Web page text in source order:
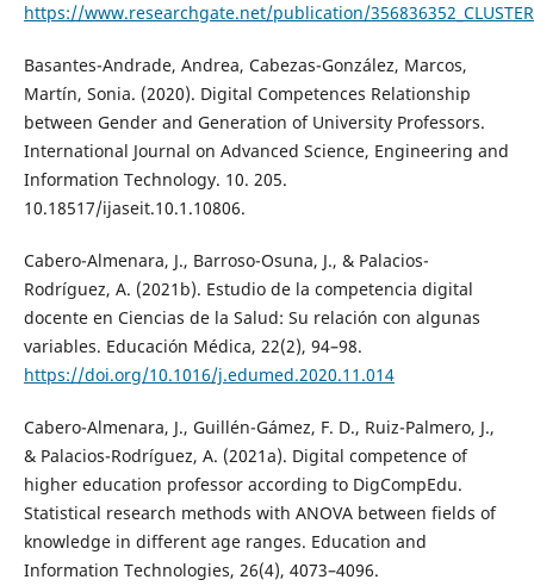
https://www.researchgate.net/publication/
Basantes-Andrade, Andrea, Cabezas-González, Marcos,
Martín, Sonia. (2020). Digital Competences Relationship
between Gender and Generation of University Professors.
International Journal on Advanced Science, Engineering and
Information Technology. 10. 205.
10.18517/ijaseit.10.1.10806.
Cabero-Almenara, J., Barroso-Osuna, J., & Palacios-
Rodríguez, A. (2021b). Estudio de la competencia digital
docente en Ciencias de la Salud: Su relación con algunas
variables. Educación Médica, 22(2), 94–98.
https://doi.org/10.1016/j.edumed.2020.11.014
Cabero-Almenara, J., Guillén-Gámez, F. D., Ruiz-Palmero, J.,
& Palacios-Rodríguez, A. (2021a). Digital competence of
higher education professor according to DigCompEdu.
Statistical research methods with ANOVA between fields of
knowledge in different age ranges. Education and
Information Technologies, 26(4), 4073–4096.